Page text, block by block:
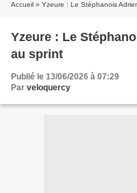
Accueil » Yzeure : Le Stéphanois
Yzeure : Le
au sprint
Publié le 13/06/2026 à 07:29
Par veloquercy